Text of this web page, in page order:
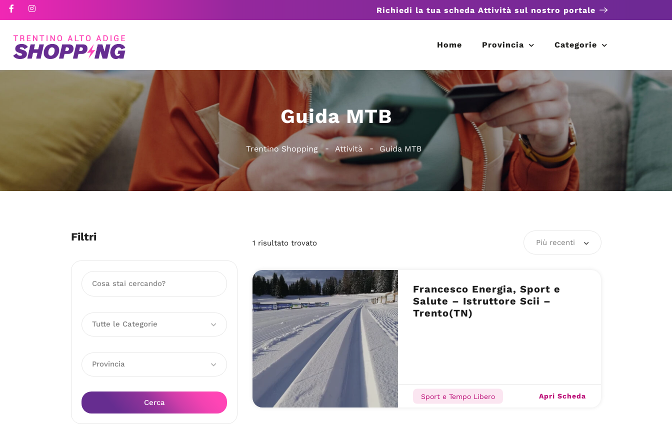
Richiedi la tua scheda Attività sul nostro portale
Home Provincia Categorie
Guida MTB
Trentino Shopping Attività Guida MTB
Filtri
Tutte le Categorie
Provincia
Cerca
1 risultato trovato Più recenti
Francesco Energia, Sport e
Salute – Istruttore Scii –
Trento(TN)
Sport e Tempo Libero Apri Scheda